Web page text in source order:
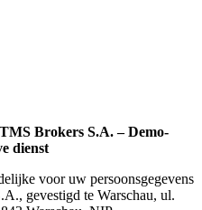
Brokers S.A. – Demo-
dienst
voor uw persoonsgegevens
gevestigd te Warschau, ul.